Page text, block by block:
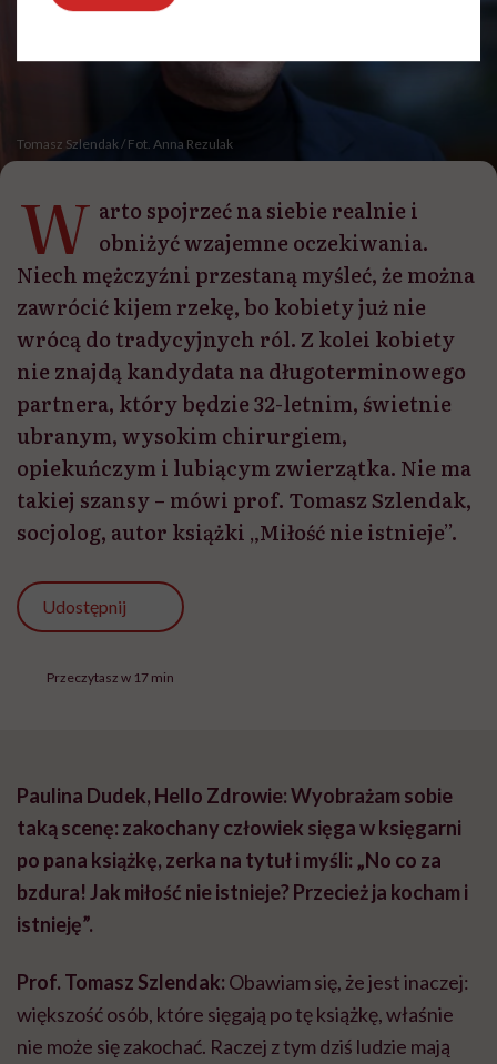
Tomasz Szlendak / Fot. Anna Rezulak
W arto spojrzeć na siebie realnie i
obniżyć wzajemne oczekiwania.
Niech mężczyźni przestaną myśleć, że można
zawrócić kijem rzekę, bo kobiety już nie
wrócą do tradycyjnych ról. Z kolei kobiety
nie znajdą kandydata na długoterminowego
partnera, który będzie 32-letnim, świetnie
ubranym, wysokim chirurgiem,
opiekuńczym i lubiącym zwierzątka. Nie ma
takiej szansy – mówi prof. Tomasz Szlendak,
socjolog, autor książki „Miłość nie istnieje”.
Udostępnij
Przeczytasz w 17 min
Paulina Dudek, Hello Zdrowie: Wyobrażam sobie
taką scenę: zakochany człowiek sięga w księgarni
po pana książkę, zerka na tytuł i myśli: „No co za
bzdura! Jak miłość nie istnieje? Przecież ja kocham i
istnieję”.
Prof. Tomasz Szlendak: Obawiam się, że jest inaczej:
większość osób, które sięgają po tę książkę, właśnie
nie może się zakochać. Raczej z tym dziś ludzie mają